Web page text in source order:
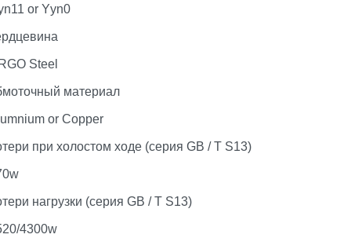
or Yyn0
Steel
материал
or Copper
при холостом ходе (серия GB / T S13)
нагрузки (серия GB / T S13)
4300w